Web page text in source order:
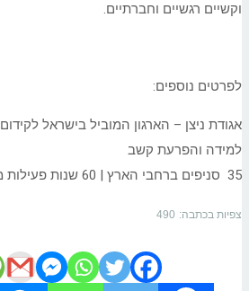
וקשיים רגשיים וחברתיים.
לפרטים נוספים:
אגודת ניצן – הארגון המוביל בישראל לקידום
למידה והפרעת קשב
35 סניפים ברחבי הארץ | 60 שנות פעילות מסורה.
צפיות בכתבה: 490